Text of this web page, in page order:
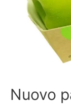
Nuovo